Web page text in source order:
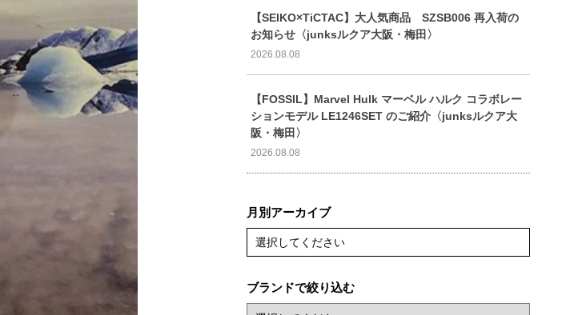
【SEIKO×TiCTAC】大人気商品 SZSB006 再入荷の
お知らせ〈junksルクア大阪・梅田〉
2026.08.08
【FOSSIL】Marvel Hulk マーベル ハルク コラボレー
ションモデル LE1246SET のご紹介〈junksルクア大
阪・梅田〉
2026.08.08
月別アーカイブ
選択してください
ブランドで絞り込む